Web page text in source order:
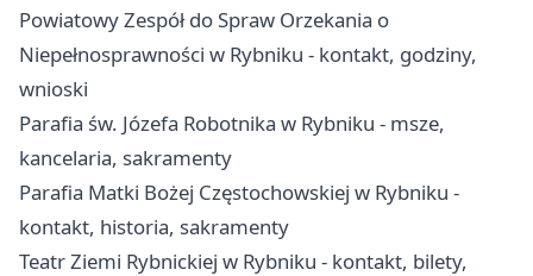
Powiatowy Zespół do Spraw Orzekania o
Niepełnosprawności w Rybniku - kontakt, godziny,
wnioski
Parafia św. Józefa Robotnika w Rybniku - msze,
kancelaria, sakramenty
Parafia Matki Bożej Częstochowskiej w Rybniku -
kontakt, historia, sakramenty
Teatr Ziemi Rybnickiej w Rybniku - kontakt, bilety,